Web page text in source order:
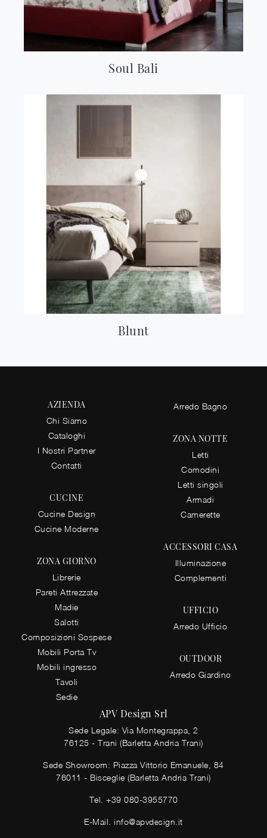
Soul Bali
Blunt
AZIENDA
Chi Siamo
Cataloghi
I Nostri Partner
Contatti
CUCINE
Cucine Design
Cucine Moderne
ZONA GIORNO
Librerie
Pareti Attrezzate
Madie
Salotti
Composizioni Sospese
Mobili Porta Tv
Mobili ingresso
Tavoli
Sedie
Arredo Bagno
ZONA NOTTE
Letti
Comodini
Letti singoli
Armadi
Camerette
ACCESSORI CASA
Illuminazione
Complementi
UFFICIO
Arredo Ufficio
OUTDOOR
Arredo Giardino
APV Design Srl
Sede Legale: Via Montegrappa, 2
76125 - Trani (Barletta Andria Trani)
Sede Showroom: Piazza Vittorio Emanuele, 84
76011 - Bisceglie (Barletta Andria Trani)
Tel. +39 080-3955770
E-Mail.info@apvdesign.it